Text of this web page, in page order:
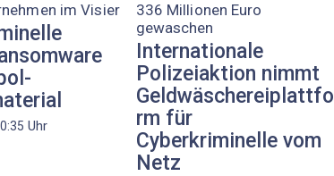
im Visier
Uhr
336 Millionen Euro
gewaschen
Internationale
Polizeiaktion nimmt
Geldwäschereiplattfo
rm für
Cyberkriminelle vom
Netz